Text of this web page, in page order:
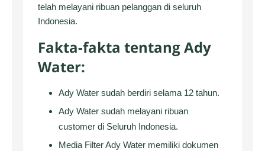
telah melayani ribuan pelanggan di seluruh
Indonesia.
Fakta-fakta tentang Ady
Water:
Ady Water sudah berdiri selama 12 tahun.
Ady Water sudah melayani ribuan
customer di Seluruh Indonesia.
Media Filter Ady Water memiliki dokumen